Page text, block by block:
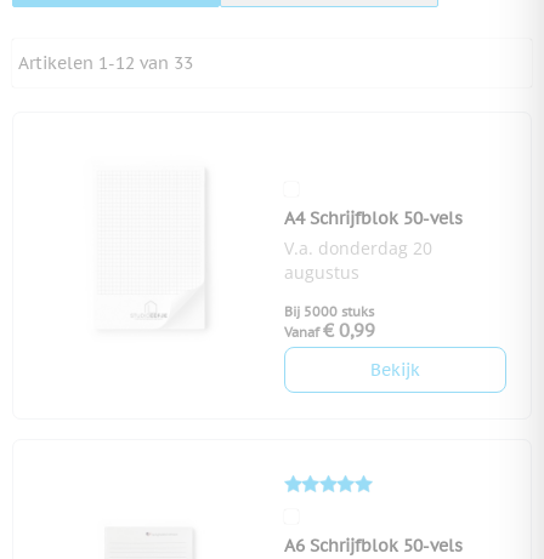
Artikelen 1-12 van 33
A4 Schrijfblok 50-vels
V.a. donderdag 20
augustus
Bij 5000 stuks
Vanaf € 0,99
Bekijk
A6 Schrijfblok 50-vels